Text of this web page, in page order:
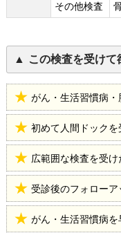
その他検査
この検査を受けて
がん・生活習慣病
初めて人間ドックを
広範囲な検査を受け
受診後のフォロー
がん・生活習慣病